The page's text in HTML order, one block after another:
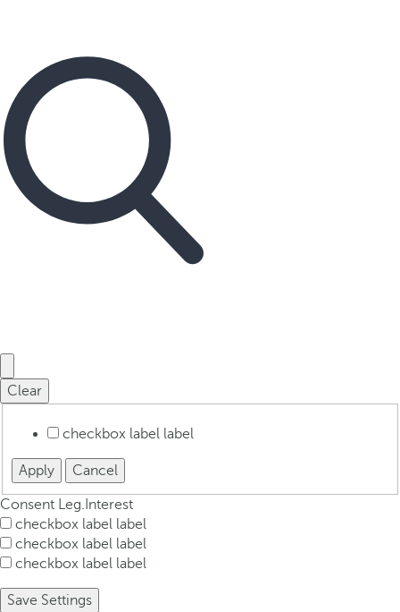
Clear
checkbox label label
Apply Cancel
Consent
Leg.Interest
checkbox label label
checkbox label label
checkbox label label
Save Settings